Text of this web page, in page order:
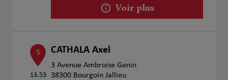
Voir plus
5
13.53
CATHALA Axel
3 Avenue Ambroise Genin
38300 Bourgoin Jallieu